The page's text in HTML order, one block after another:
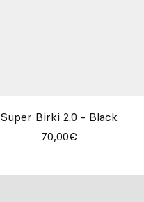
Super Birki 2.0 - Black
70,00€